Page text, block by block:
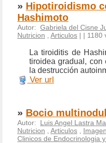
» Hipotiroidismo
Hashimoto
Autor: Gabriela del Cisne
Nutricion
Articulos | | 1180
La tiroiditis de
tiroidea gradual, con
la destrucción
Ver url
» Bocio
Autor: Luis Angel Lastra
Nutricion
Articulos
Clinicos de Endocrinologia